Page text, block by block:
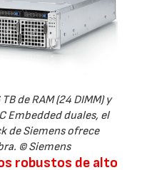
de RAM (24 DIMM) y
Embedded duales, el
de Siemens ofrece
© Siemens
robustos de alto